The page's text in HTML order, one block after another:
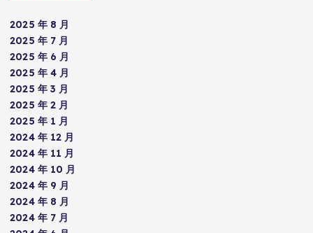
2025 年 8 月
2025 年 7 月
2025 年 6 月
2025 年 4 月
2025 年 3 月
2025 年 2 月
2025 年 1 月
2024 年 12 月
2024 年 11 月
2024 年 10 月
2024 年 9 月
2024 年 8 月
2024 年 7 月